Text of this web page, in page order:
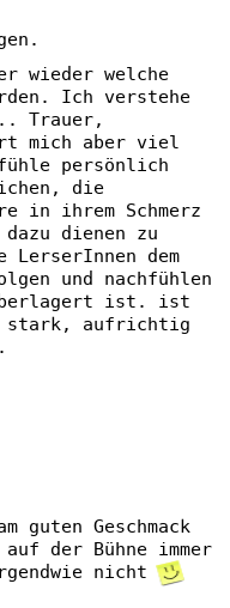
wieder welche
Ich verstehe
Trauer,
mich aber viel
persönlich
die
in ihrem Schmerz
dienen zu
LerserInnen dem
und nachfühlen
ist. ist
stark, aufrichtig
Geschmack
der Bühne immer
nicht